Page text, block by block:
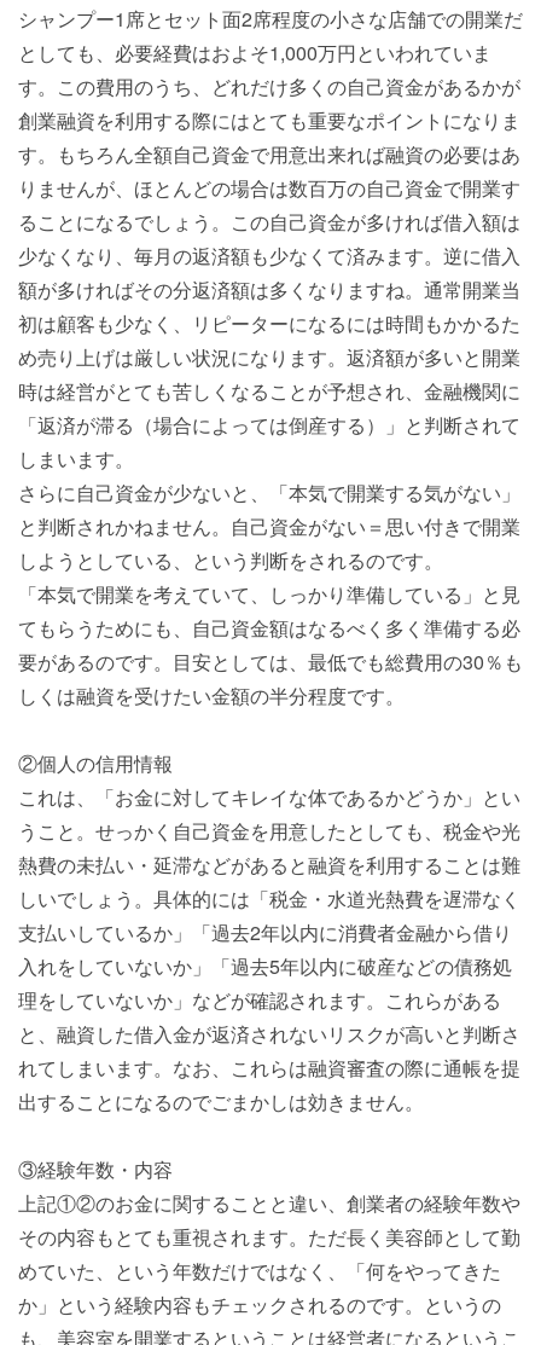
シャンプー1席とセット面2席程度の小さな店舗での開業だ
としても、必要経費はおよそ1,000万円といわれていま
す。この費用のうち、どれだけ多くの自己資金があるかが
創業融資を利用する際にはとても重要なポイントになりま
す。もちろん全額自己資金で用意出来れば融資の必要はあ
りませんが、ほとんどの場合は数百万の自己資金で開業す
ることになるでしょう。この自己資金が多ければ借入額は
少なくなり、毎月の返済額も少なくて済みます。逆に借入
額が多ければその分返済額は多くなりますね。通常開業当
初は顧客も少なく、リピーターになるには時間もかかるた
め売り上げは厳しい状況になります。返済額が多いと開業
時は経営がとても苦しくなることが予想され、金融機関に
「返済が滞る（場合によっては倒産する）」と判断されて
しまいます。
さらに自己資金が少ないと、「本気で開業する気がない」
と判断されかねません。自己資金がない＝思い付きで開業
しようとしている、という判断をされるのです。
「本気で開業を考えていて、しっかり準備している」と見
てもらうためにも、自己資金額はなるべく多く準備する必
要があるのです。目安としては、最低でも総費用の30％も
しくは融資を受けたい金額の半分程度です。
②個人の信用情報
これは、「お金に対してキレイな体であるかどうか」とい
うこと。せっかく自己資金を用意したとしても、税金や光
熱費の未払い・延滞などがあると融資を利用することは難
しいでしょう。具体的には「税金・水道光熱費を遅滞なく
支払いしているか」「過去2年以内に消費者金融から借り
入れをしていないか」「過去5年以内に破産などの債務処
理をしていないか」などが確認されます。これらがある
と、融資した借入金が返済されないリスクが高いと判断さ
れてしまいます。なお、これらは融資審査の際に通帳を提
出することになるのでごまかしは効きません。
③経験年数・内容
上記①②のお金に関することと違い、創業者の経験年数や
その内容もとても重視されます。ただ長く美容師として勤
めていた、という年数だけではなく、「何をやってきた
か」という経験内容もチェックされるのです。というの
も、美容室を開業するということは経営者になるというこ